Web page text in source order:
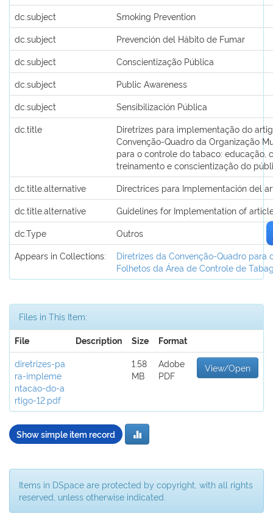
dc.subject
Smoking Prevention
dc.subject
Prevención del Hábito de Fumar
dc.subject
Conscientização Pública
dc.subject
Public Awareness
dc.subject
Sensibilización Pública
dc.title
Diretrizes para implementação do
Convenção-Quadro da Organização
para o controle do tabaco: educação,
treinamento e conscientização do
dc.title.alternative
Directrices para Implementación del
dc.title.alternative
Guidelines for Implementation of
dc.Type
Outros
Appears in Collections:
Diretrizes da Convenção-Quadro para
Folhetos da Área de Controle de
Files in This Item:
File Description Size Format
diretrizes-pa
ra-impleme
ntacao-do-a
rtigo-12.pdf
1.58
MB
Adobe
PDF
View/Open
Show simple item record
Items in DSpace are protected by copyright, with all rights
reserved, unless otherwise indicated.